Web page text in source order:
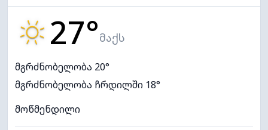
27°მაქს
მგრძნობელობა 20°
მგრძნობელობა ჩრდილში 18°
მოწმენდილი